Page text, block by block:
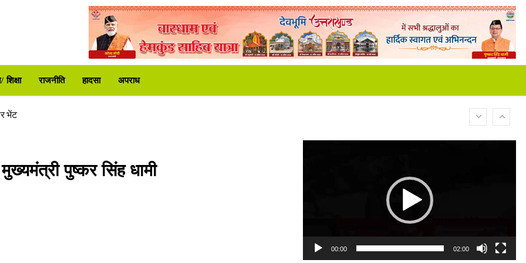
राजनीति हादसा अपराध
उद्यान
की वित्तीय स्वीकृति
शुरू
भेंट
उद्यान
की वित्तीय स्वीकृति
शुरू
पुष्कर सिंह धामी
00:00 02:00